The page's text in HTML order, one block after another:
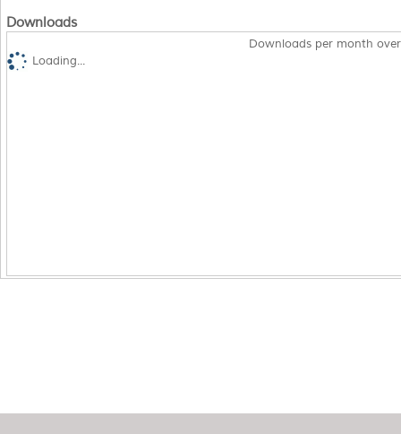
Downloads
Downloads per month
Loading...